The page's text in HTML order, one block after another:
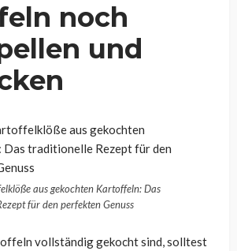
noch
und
aus gekochten Kartoffeln: Das
für den perfekten Genuss
vollständig gekocht sind, solltest